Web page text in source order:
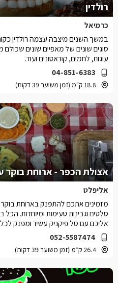
רולדין
כרמיאל
04-851-6383
18.8 ק״מ (זמן משוער 39 דקות)
סוגים שונים של מאפיים שונים שכולם
עוגות, לחמים, קוראסונים ועוד.
אצולת הכפר - ארוחת בוקר
אליפלט
052-5587474
26.4 ק״מ (זמן משוער 39 דקות)
מזמינים אתכם להתפנק בארוחת
אליכם עם סל פיקניק עשיר ומפנק